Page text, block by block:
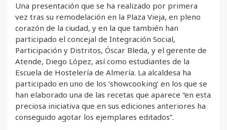
Una presentación que se ha realizado por primera
vez tras su remodelación en la Plaza Vieja, en pleno
corazón de la ciudad, y en la que también han
participado el concejal de Integración Social,
Participación y Distritos, Óscar Bleda, y el gerente de
Atende, Diego López, así como estudiantes de la
Escuela de Hostelería de Almería. La alcaldesa ha
participado en uno de los ‘showcooking’ en los que se
han elaborado una de las recetas que aparece “en esta
preciosa iniciativa que en sus ediciones anteriores ha
conseguido agotar los ejemplares editados”.